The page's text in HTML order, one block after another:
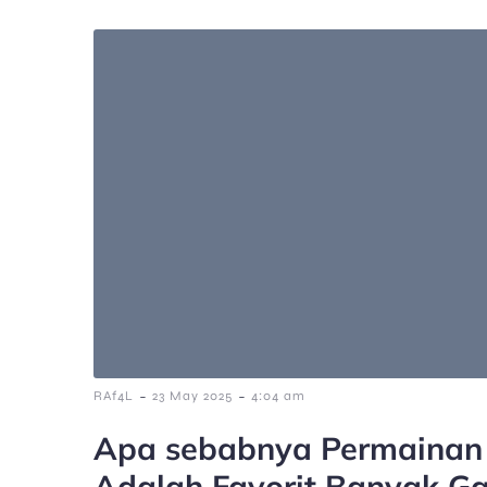
RAf4L - 23 May 2025 - 4:04 am
Apa sebabnya